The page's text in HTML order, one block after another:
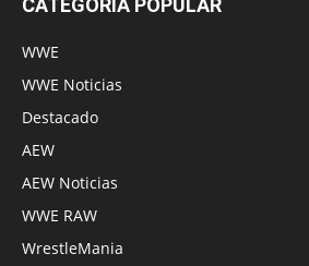
CATEGORÍA POPULAR
WWE
WWE Noticias
Destacado
AEW
AEW Noticias
WWE RAW
WrestleMania